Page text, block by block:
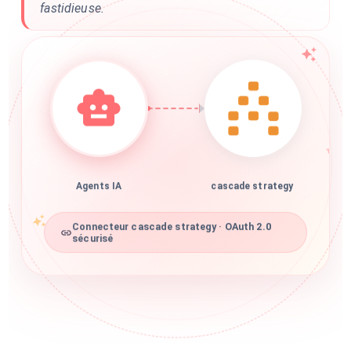
fastidieuse.
Agents IA cascade strategy
Connecteur cascade strategy · OAuth 2.0
sécurisé